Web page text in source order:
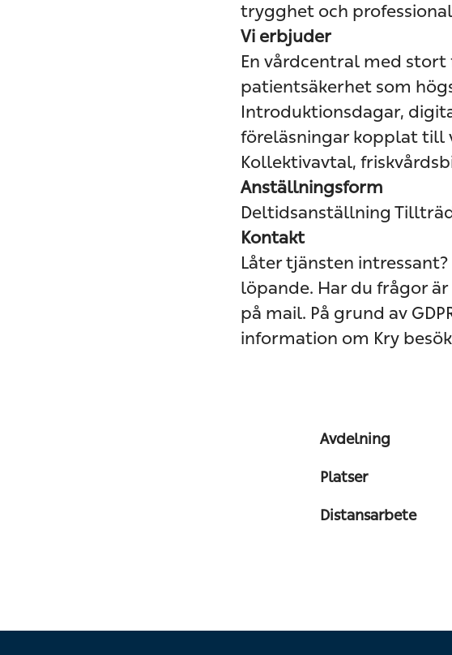
trygghet och
Vi erbjuder
En vårdcentral med stort
patientsäkerhet som
Introduktionsdagar,
föreläsningar kopplat till
Kollektivavtal,
Anställningsform
Deltidsanställning
Kontakt
Låter tjänsten
löpande. Har du frågor
på mail. På grund av
information om Kry
Avdelning
Platser
Distansarbete